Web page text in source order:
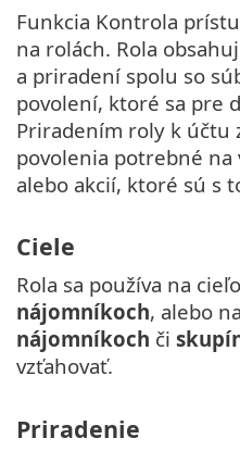
Funkcia Kontrola
na rolách. Rola
a priradení spolu so
povolení, ktoré sa pre
Priradením roly k účtu
povolenia potrebné na
alebo akcií, ktoré sú s
Ciele
Rola sa používa na
nájomníkoch, alebo
nájomníkoch či
vzťahovať.
Priradenie